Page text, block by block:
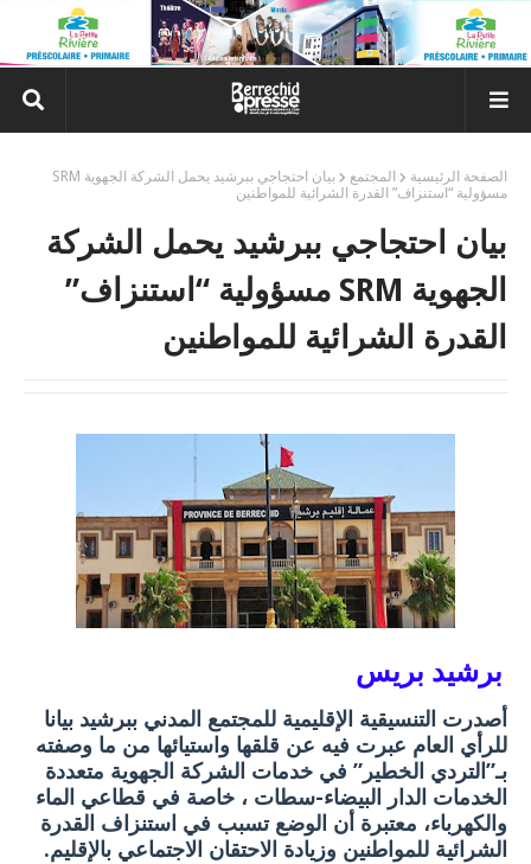
الصفحة الرئيسية المجتمع
بيان احتجاجي ببرشيد يحمل الشركة الجهوية SRM
مسؤولية “استنزاف” القدرة الشرائية للمواطنين
بيان احتجاجي ببرشيد يحمل الشركة
الجهوية SRM مسؤولية “استنزاف”
القدرة الشرائية للمواطنين
برشيد بريس
أصدرت التنسيقية الإقليمية للمجتمع المدني ببرشيد بيانا
للرأي العام عبرت فيه عن قلقها واستيائها من ما وصفته
بـ”التردي الخطير” في خدمات الشركة الجهوية متعددة
الخدمات الدار البيضاء-سطات ، خاصة في قطاعي الماء
والكهرباء، معتبرة أن الوضع تسبب في استنزاف القدرة
الشرائية للمواطنين وزيادة الاحتقان الاجتماعي بالإقليم.